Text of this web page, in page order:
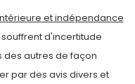
et indépendance
d'incertitude
autres de façon
par des avis divers et